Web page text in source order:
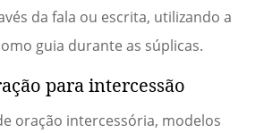
da fala ou escrita, utilizando a
guia durante as súplicas.
para intercessão
oração intercessória, modelos